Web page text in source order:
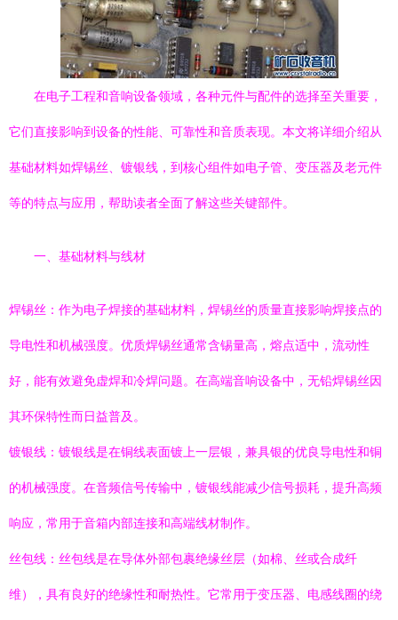
在电子工程和音响设备领域，各种元件与配件的选择至关重要，
它们直接影响到设备的性能、可靠性和音质表现。本文将详细介绍从
基础材料如焊锡丝、镀银线，到核心组件如电子管、变压器及老元件
等的特点与应用，帮助读者全面了解这些关键部件。
一、基础材料与线材
焊锡丝：作为电子焊接的基础材料，焊锡丝的质量直接影响焊接点的
导电性和机械强度。优质焊锡丝通常含锡量高，熔点适中，流动性
好，能有效避免虚焊和冷焊问题。在高端音响设备中，无铅焊锡丝因
其环保特性而日益普及。
镀银线：镀银线是在铜线表面镀上一层银，兼具银的优良导电性和铜
的机械强度。在音频信号传输中，镀银线能减少信号损耗，提升高频
响应，常用于音箱内部连接和高端线材制作。
丝包线：丝包线是在导体外部包裹绝缘丝层（如棉、丝或合成纤
维），具有良好的绝缘性和耐热性。它常用于变压器、电感线圈的绕